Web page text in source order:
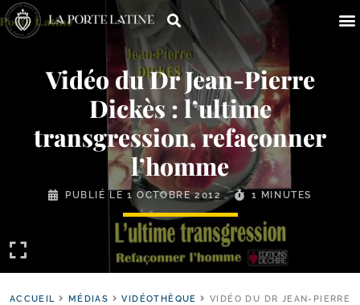
Vidéo du Dr Jean-​Pierre
Dickès : l’ultime
transgression, refaçonner
l’homme
PUBLIÉ LE1 OCTOBRE 2012 1 MINUTES
ACCUEIL MÉDIAS VIDÉOTHÈQUE
VIDÉO DU DR JEAN-PIERRE